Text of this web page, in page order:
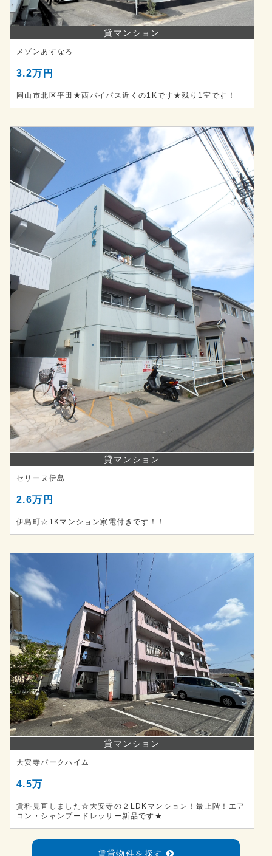
貸マンション
メゾンあすなろ
3.2万円
岡山市北区平田★西バイパス近くの1Kです★残り1室です！
貸マンション
セリーヌ伊島
2.6万円
伊島町☆1Kマンション家電付きです！！
貸マンション
大安寺パークハイム
4.5万
賃料見直しました☆大安寺の２LDKマンション！最上階！エア
コン・シャンプードレッサー新品です★
賃貸物件を探す